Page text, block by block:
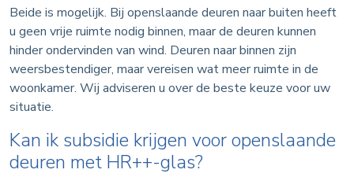
Beide is mogelijk. Bij openslaande deuren naar buiten heeft
u geen vrije ruimte nodig binnen, maar de deuren kunnen
hinder ondervinden van wind. Deuren naar binnen zijn
weersbestendiger, maar vereisen wat meer ruimte in de
woonkamer. Wij adviseren u over de beste keuze voor uw
situatie.
Kan ik subsidie krijgen voor openslaande
deuren met HR++-glas?